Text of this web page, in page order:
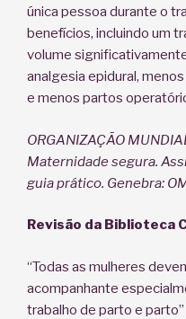
única pessoa durante o
benefícios, incluindo um
volume
analgesia epidural,
e menos partos
ORGANIZAÇÃO
Maternidade segura.
guia prático. Genebra:
Revisão da Biblioteca
“Todas as mulheres
acompanhante
trabalho de parto e parto”